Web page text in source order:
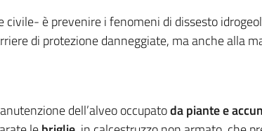
civile- è prevenire i fenomeni di dissesto
di protezione danneggiate, ma anche alla
dell’alveo occupatoda piante e